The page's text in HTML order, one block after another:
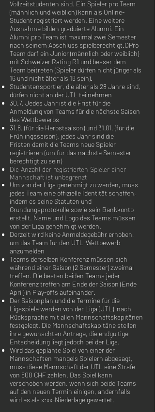
Vollzeitstudenten sind. Ein Spieler pro Team
(männlich und weiblich) kann als Online-
Student registriert werden. Eine weitere
Ausnahme bilden graduierte Alumni. Ein
Alumni pro Team ist maximal zwei Semester
nach seinem Abschluss spielberechtigt.ÖPro
Team darf ein Junior (männlich oder weiblich)
mit Schweizer Rating R1 und besser dem
Team beitreten (Spieler dürfen nicht jünger als
16 und nicht älter als 18 sein).
Studentensportler, die älter als 28 Jahre sind,
dürfen nicht an der UTL teilnehmen
30.7. Jedes Jahr ist die Frist für die
Anmeldung von Teams für die nächste Saison
des Wettbewerbs
31.8. (für die Herbstsaison) und 31.01. (für die
Frühlingssaison). jedes Jahr sind die
Fristen damit die Teams neue Spieler
registrieren (um für das nächste Semester
berechtigt zu sein)
Die Anzahl der registrierten Spieler einer
Mannschaft ist unbegrenzt
Um von der Liga genehmigt zu werden, muss
jedes Team eine offizielle Identität schaffen,
indem es seine Statuten und
Gründungsprotokolle sowie sein Bankkonto
erstellt. Name und Logo des Teams müssen
von der Liga genehmigt werden.
Derzeit wird keine Anmeldegebühr erhoben,
um das Team für den UTL-Wettbewerb
anzumelden
Teams derselben Konferenz müssen sich
während einer Saison (2 Semester) zweimal
treffen. Die besten beiden Teams jeder
Konferenz treffen am Ende der Saison (Ende
April) in Play-offs aufeinander.
Der Saisonplan und die Termine für die
Ligaspiele werden von der Liga (UTL) nach
Rücksprache mit allen Mannschaftskapitänen
festgelegt. Die Mannschaftskapitäne stellen
ihre gewünschten Anträge, die endgültige
Entscheidung liegt jedoch bei der Liga.
Wird das geplante Spiel von einer der
Mannschaften mangels Spielern abgesagt,
muss diese Mannschaft der UTL eine Strafe
von 800 CHF zahlen. Das Spiel kann
verschoben werden, wenn sich beide Teams
auf den neuen Termin einigen, andernfalls
wird es als x:xx-Niederlage gewertet.